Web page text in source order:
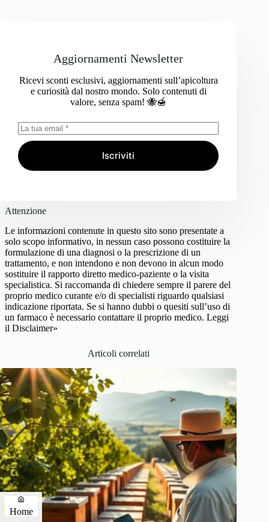
Aggiornamenti Newsletter
Ricevi sconti esclusivi, aggiornamenti sull’apicoltura
e curiosità dal nostro mondo. Solo contenuti di
valore, senza spam! 🐝🍯
Iscriviti
Attenzione
Le informazioni contenute in questo sito sono presentate a
solo scopo informativo, in nessun caso possono costituire la
formulazione di una diagnosi o la prescrizione di un
trattamento, e non intendono e non devono in alcun modo
sostituire il rapporto diretto medico-paziente o la visita
specialistica. Si raccomanda di chiedere sempre il parere del
proprio medico curante e/o di specialisti riguardo qualsiasi
indicazione riportata. Se si hanno dubbi o quesiti sull’uso di
un farmaco è necessario contattare il proprio medico. Leggi
il Disclaimer»
Articoli correlati
Home